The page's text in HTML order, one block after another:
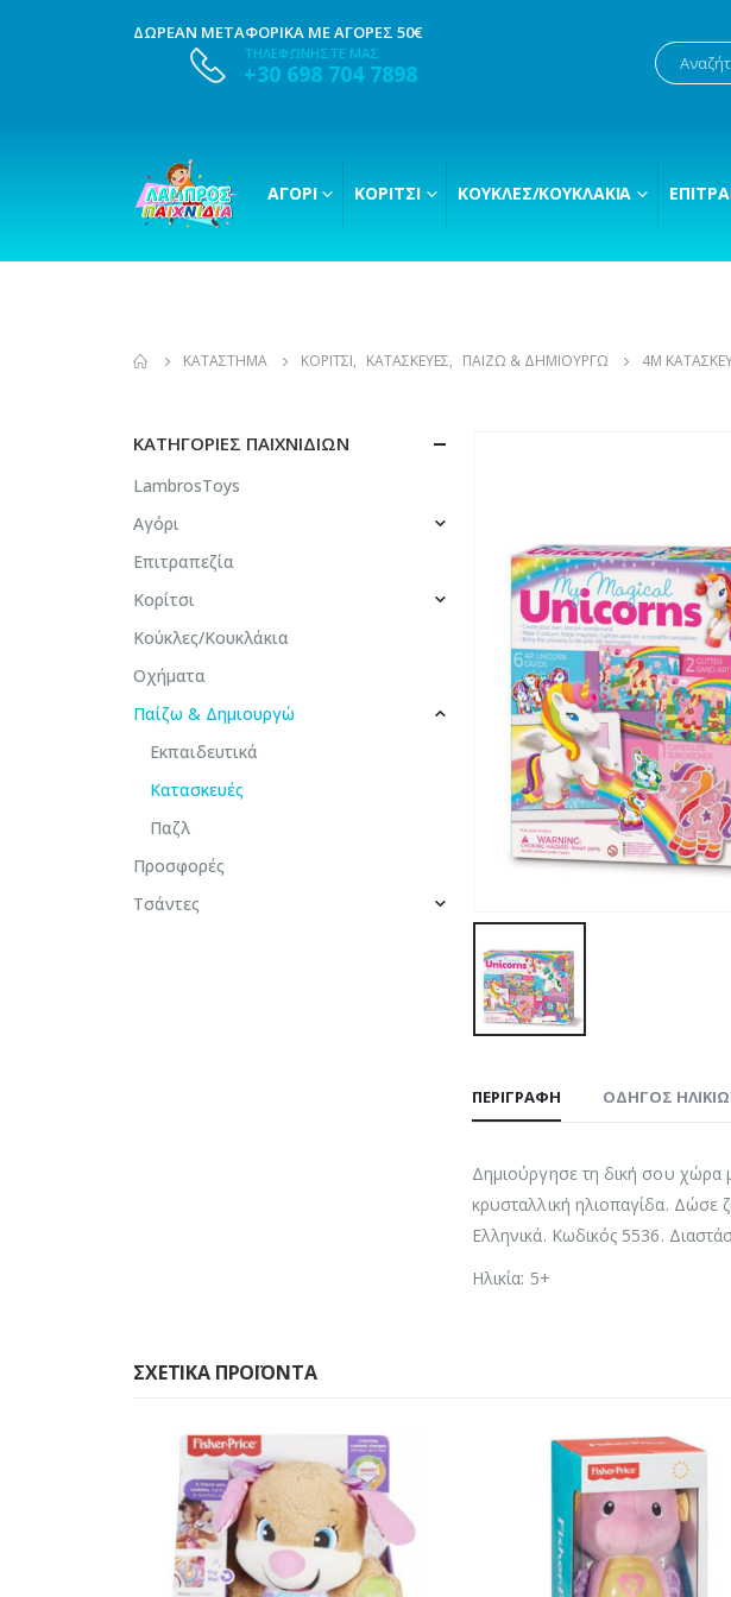
ΔΩΡΕΑΝ ΜΕΤΑΦΟΡΙΚΑ ΜΕ ΑΓΟΡΕΣ 50€
ΤΗΛΕΦΩΝΗΣΤΕ ΜΑΣ
+30 698 704 7898
ΑΓΌΡΙ ΚΟΡΊΤΣΙ ΚΟΎΚΛΕΣ/ΚΟΥΚΛΆΚΙΑ
ΚΑΤΆΣΤΗΜΑ ΚΟΡΊΤΣΙ, ΚΑΤΑΣΚΕΥΈΣ, ΠΑΊΖΩ & ΔΗΜΙΟΥΡΓΏ 4M
ΠΕΡΙΓΡΑΦΉ ΟΔΗΓΌΣ
Δημιούργησε τη δική σου χώρα
κρυσταλλική ηλιοπαγίδα. Δώσε
Ελληνικά. Κωδικός 5536.
Ηλικία: 5+
ΚΑΤΗΓΟΡΊΕΣ ΠΑΙΧΝΙΔΙΏΝ
LambrosToys
Αγόρι
Επιτραπεζία
Κορίτσι
Κούκλες/Κουκλάκια
Οχήματα
Παίζω & Δημιουργώ
Εκπαιδευτικά
Κατασκευές
Παζλ
Προσφορές
Τσάντες
ΣΧΕΤΙΚΆ ΠΡΟΪΌΝΤΑ